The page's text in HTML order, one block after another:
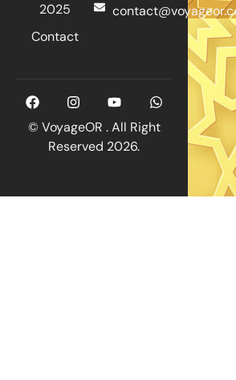
2025
Contact
© VoyageOR . All Right
Reserved 2026.